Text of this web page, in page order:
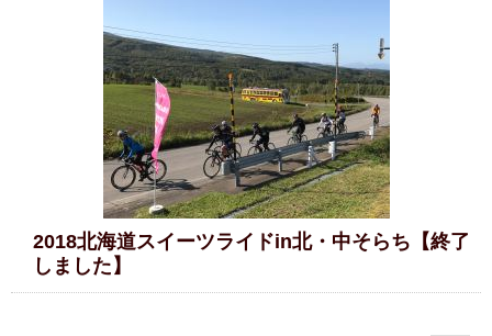
2018北海道スイーツライドin北・中そらち【終了
しました】